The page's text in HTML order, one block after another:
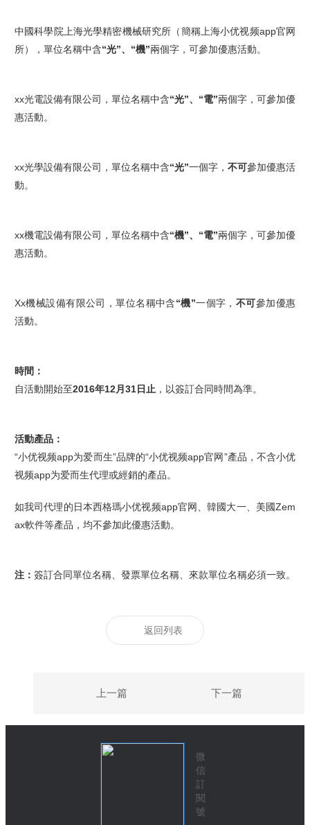
中國科學院上海光學精密機械研究所（簡稱上海小优视频app官网
所），單位名稱中含“光”、“機”兩個字，可參加優惠活動。
xx光電設備有限公司，單位名稱中含“光”、“電”兩個字，可參加優
惠活動。
xx光學設備有限公司，單位名稱中含“光”一個字，不可參加優惠活
動。
xx機電設備有限公司，單位名稱中含“機”、“電”兩個字，可參加優
惠活動。
Xx機械設備有限公司，單位名稱中含“機”一個字， 不可參加優惠
活動。
時間：
自活動開始至2016年12月31日止，以簽訂合同時間為準。
活動產品：
“小优视频app为爱而生”品牌的“小优视频app官网”產品，不含小优
视频app为爱而生代理或經銷的產品。
如我司代理的日本西格瑪小优视频app官网、韓國大一、美國Zem
ax軟件等產品，均不參加此優惠活動。
注： 簽訂合同單位名稱、發票單位名稱、來款單位名稱必須一致。
返回列表
上一篇 下一篇
微
信
訂
閱
號